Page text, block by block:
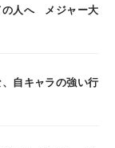
の人へ メジャー大
自キャラの強い行